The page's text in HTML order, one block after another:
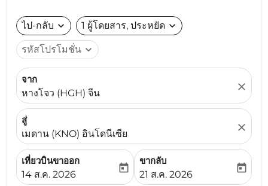
ไป-กลับ expand_more 1 ผู้โดยสาร, ประหยัด expand_more
รหัสโปรโมชั่น expand_more
จาก
หางโจว (HGH) จีน
close
สู่
เมดาน (KNO) อินโดนีเซีย
close
เที่ยวบินขาออก
fc-booking-departure-date-aria-label
14 ส.ค. 2026
today
ขากลับ
fc-booking-return-date-
21 ส.ค. 2026
today